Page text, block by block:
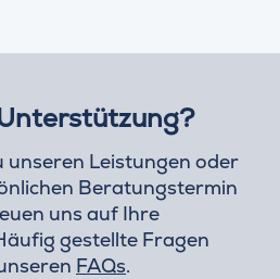
unseren Leistungen oder
Beratungstermin
uns auf Ihre
gestellte Fragen
FAQs.